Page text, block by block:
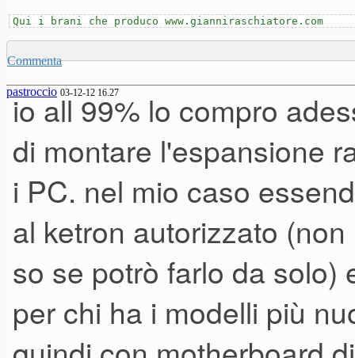
Qui i brani che produco www.gianniraschiatore.com
Commenta
pastroccio 03-12-12 16.27
io all 99% lo compro
di montare l'espansione
i PC. nel mio caso
al ketron autorizzato
so se potrò farlo da solo)
per chi ha i modelli più